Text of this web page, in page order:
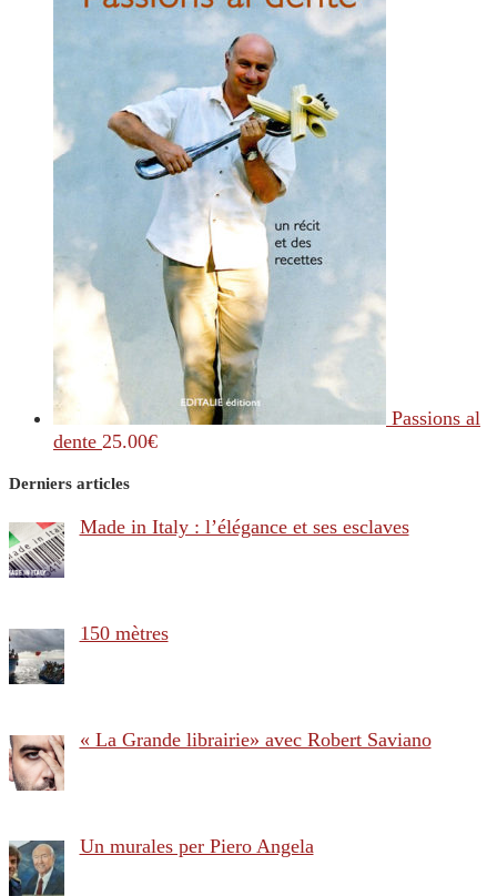
Passions al
dente 25.00€
Derniers articles
Made in Italy : l’élégance et ses esclaves
150 mètres
« La Grande librairie» avec Robert Saviano
Un murales per Piero Angela